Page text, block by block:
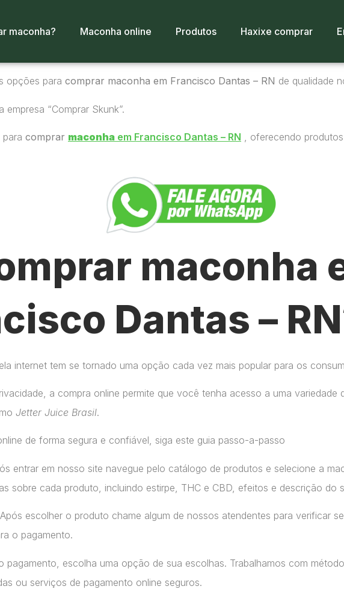
maconha? Maconha online Produtos Haxixe comprar
opções para comprar maconha em Francisco Dantas – RN de qualidade
“Comprar Skunk”.
comprar maconha em Francisco Dantas – RN , oferecendo
maconha
Dantas –
internet tem se tornado uma opção cada vez mais popular para os
a compra online permite que você tenha acesso a uma variedade
Jetter Juice Brasil.
de forma segura e confiável, siga este guia passo-a-passo
entrar em nosso site navegue pelo catálogo de produtos e selecione a
sobre cada produto, incluindo estirpe, THC e CBD, efeitos e descrição do
escolher o produto chame algum de nossos atendentes para verificar
o pagamento.
pagamento, escolha uma opção de sua escolhas. Trabalhamos com
ou serviços de pagamento online seguros.